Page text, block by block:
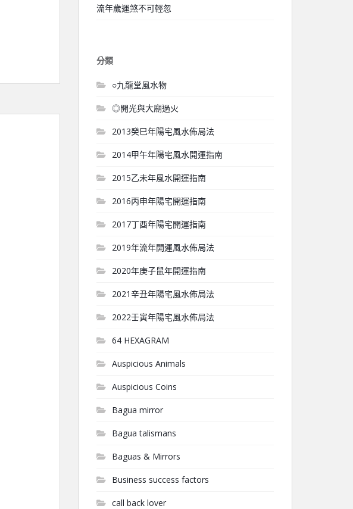
流年歲運煞不可輕忽
分類
○九龍堂風水物
◎開光與大廟過火
2013癸巳年陽宅風水佈局法
2014甲午年陽宅風水開運指南
2015乙未年風水開運指南
2016丙申年陽宅開運指南
2017丁酉年陽宅開運指南
2019年流年開運風水佈局法
2020年庚子鼠年開運指南
2021辛丑年陽宅風水佈局法
2022壬寅年陽宅風水佈局法
64 HEXAGRAM
Auspicious Animals
Auspicious Coins
Bagua mirror
Bagua talismans
Baguas & Mirrors
Business success factors
call back lover